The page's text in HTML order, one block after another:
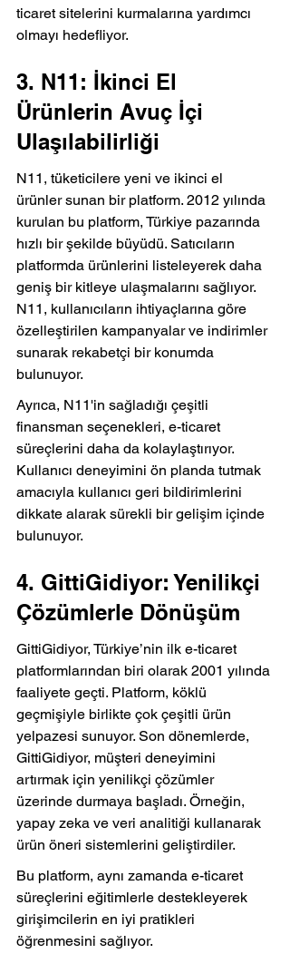
ticaret sitelerini kurmalarına yardımcı
olmayı hedefliyor.
3. N11: İkinci El
Ürünlerin Avuç İçi
Ulaşılabilirliği
N11, tüketicilere yeni ve ikinci el
ürünler sunan bir platform. 2012 yılında
kurulan bu platform, Türkiye pazarında
hızlı bir şekilde büyüdü. Satıcıların
platformda ürünlerini listeleyerek daha
geniş bir kitleye ulaşmalarını sağlıyor.
N11, kullanıcıların ihtiyaçlarına göre
özelleştirilen kampanyalar ve indirimler
sunarak rekabetçi bir konumda
bulunuyor.
Ayrıca, N11'in sağladığı çeşitli
finansman seçenekleri, e-ticaret
süreçlerini daha da kolaylaştırıyor.
Kullanıcı deneyimini ön planda tutmak
amacıyla kullanıcı geri bildirimlerini
dikkate alarak sürekli bir gelişim içinde
bulunuyor.
4. GittiGidiyor: Yenilikçi
Çözümlerle Dönüşüm
GittiGidiyor, Türkiye’nin ilk e-ticaret
platformlarından biri olarak 2001 yılında
faaliyete geçti. Platform, köklü
geçmişiyle birlikte çok çeşitli ürün
yelpazesi sunuyor. Son dönemlerde,
GittiGidiyor, müşteri deneyimini
artırmak için yenilikçi çözümler
üzerinde durmaya başladı. Örneğin,
yapay zeka ve veri analitiği kullanarak
ürün öneri sistemlerini geliştirdiler.
Bu platform, aynı zamanda e-ticaret
süreçlerini eğitimlerle destekleyerek
girişimcilerin en iyi pratikleri
öğrenmesini sağlıyor.